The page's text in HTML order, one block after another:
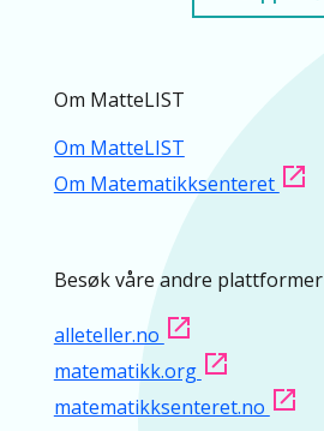
Om MatteLIST
Om MatteLIST
Om Matematikksenteret
Besøk våre andre plattformer
alleteller.no
matematikk.org
matematikksenteret.no